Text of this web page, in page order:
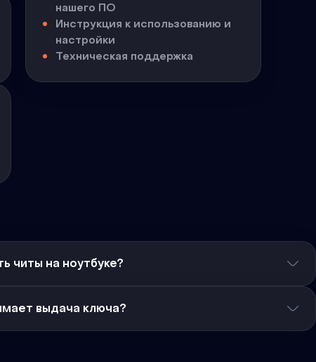
нашего ПО
Инструкция к использованию и
настройки
Техническая поддержка
читы на ноутбуке?
выдача ключа?